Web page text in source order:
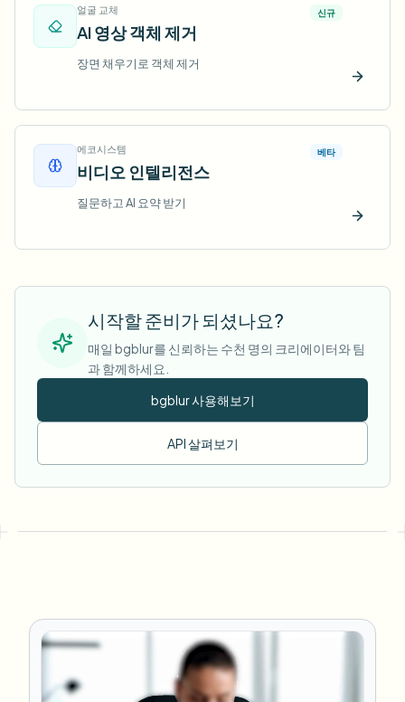
얼굴 교체
AI 영상 객체 제거
신규
장면 채우기로 객체 제거
지금
에코시스템
비디오 인텔리전스
베타
질문하고 AI 요약 받기
지금
시작할 준비가 되셨나요?
매일 bgblur를 신뢰하는 수천 명의 크리에이터와 팀
과 함께하세요.
bgblur 사용해보기
API 살펴보기